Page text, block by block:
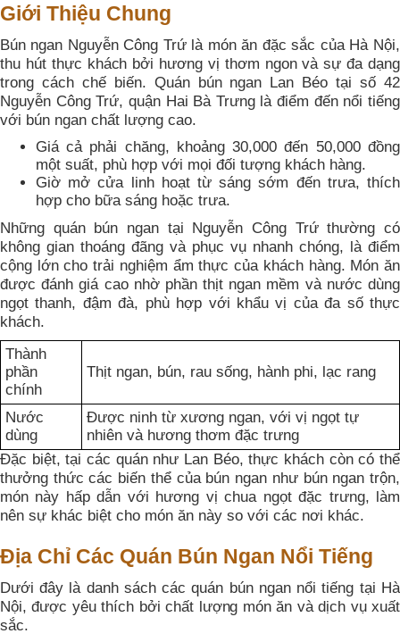
Giới Thiệu Chung
Bún ngan Nguyễn Công Trứ là món ăn đặc sắc của Hà Nội,
thu hút thực khách bởi hương vị thơm ngon và sự đa dạng
trong cách chế biến. Quán bún ngan Lan Béo tại số 42
Nguyễn Công Trứ, quận Hai Bà Trưng là điểm đến nổi tiếng
với bún ngan chất lượng cao.
Giá cả phải chăng, khoảng 30,000 đến 50,000 đồng
một suất, phù hợp với mọi đối tượng khách hàng.
Giờ mở cửa linh hoạt từ sáng sớm đến trưa, thích
hợp cho bữa sáng hoặc trưa.
Những quán bún ngan tại Nguyễn Công Trứ thường có
không gian thoáng đãng và phục vụ nhanh chóng, là điểm
cộng lớn cho trải nghiệm ẩm thực của khách hàng. Món ăn
được đánh giá cao nhờ phần thịt ngan mềm và nước dùng
ngọt thanh, đậm đà, phù hợp với khẩu vị của đa số thực
khách.
Thành
phần
chính
Thịt ngan, bún, rau sống, hành phi, lạc rang
Nước
dùng
Được ninh từ xương ngan, với vị ngọt tự
nhiên và hương thơm đặc trưng
Đặc biệt, tại các quán như Lan Béo, thực khách còn có thể
thưởng thức các biến thể của bún ngan như bún ngan trộn,
món này hấp dẫn với hương vị chua ngọt đặc trưng, làm
nên sự khác biệt cho món ăn này so với các nơi khác.
Địa Chỉ Các Quán Bún Ngan Nổi Tiếng
Dưới đây là danh sách các quán bún ngan nổi tiếng tại Hà
Nội, được yêu thích bởi chất lượng món ăn và dịch vụ xuất
sắc.